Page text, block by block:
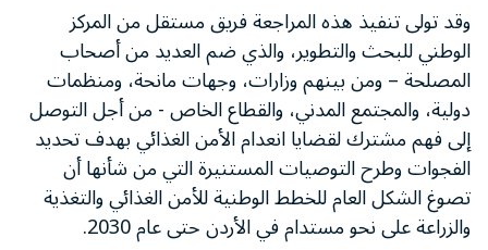
وقد تولى تنفيذ هذه المراجعة فريق مستقل من المركز
الوطني للبحث والتطوير، والذي ضم العديد من أصحاب
المصلحة – ومن بينهم وزارات، وجهات مانحة، ومنظمات
دولية، والمجتمع المدني، والقطاع الخاص - من أجل التوصل
إلى فهم مشترك لقضايا انعدام الأمن الغذائي بهدف تحديد
الفجوات وطرح التوصيات المستنيرة التي من شأنها أن
تصوغ الشكل العام للخطط الوطنية للأمن الغذائي والتغذية
والزراعة على نحو مستدام في الأردن حتى عام 2030.